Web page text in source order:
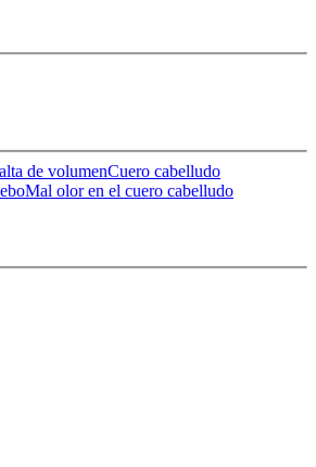
de volumenCuero cabelludo
Mal olor en el cuero cabelludo